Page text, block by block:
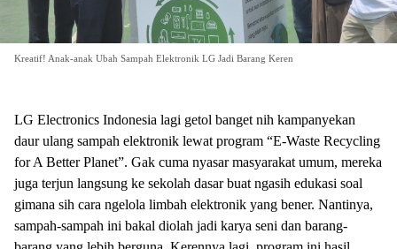
Kreatif! Anak-anak Ubah Sampah Elektronik LG Jadi Barang Keren
LG Electronics Indonesia lagi getol banget nih kampanyekan
daur ulang sampah elektronik lewat program “E-Waste Recycling
for A Better Planet”. Gak cuma nyasar masyarakat umum, mereka
juga terjun langsung ke sekolah dasar buat ngasih edukasi soal
gimana sih cara ngelola limbah elektronik yang bener. Nantinya,
sampah-sampah ini bakal diolah jadi karya seni dan barang-